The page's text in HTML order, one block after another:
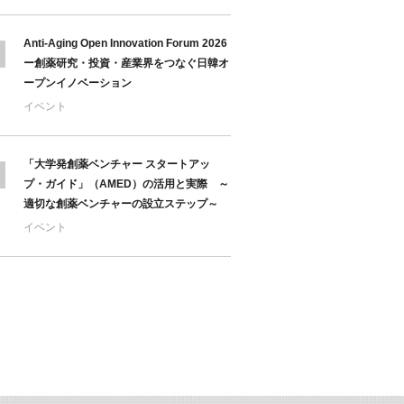
Anti-Aging Open Innovation Forum 2026
ー創薬研究・投資・産業界をつなぐ日韓オ
ープンイノベーション
イベント
「大学発創薬ベンチャー スタートアッ
プ・ガイド」（AMED）の活用と実際 ～
適切な創薬ベンチャーの設立ステップ～
イベント